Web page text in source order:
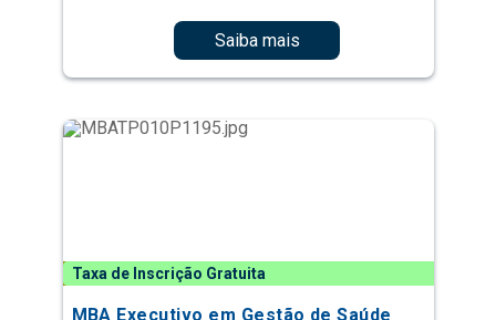
Saiba mais
Taxa de Inscrição Gratuita
MBA Executivo em Gestão de Saúde